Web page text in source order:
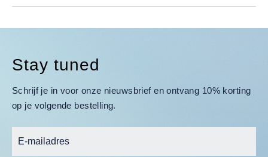
Stay tuned
Schrijf je in voor onze nieuwsbrief en ontvang 10% korting
op je volgende bestelling.